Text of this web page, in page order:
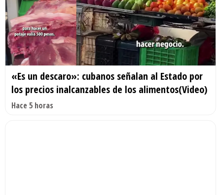
«Es un descaro»: cubanos señalan al Estado por
los precios inalcanzables de los alimentos(Video)
Hace 5 horas